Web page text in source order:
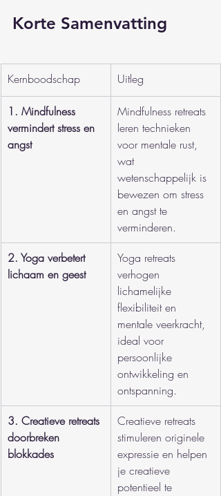
Korte Samenvatting
Kernboodschap Uitleg
1. Mindfulness
vermindert stress en
angst
Mindfulness retreats
leren technieken
voor mentale rust,
wat
wetenschappelijk is
bewezen om stress
en angst te
verminderen.
2. Yoga verbetert
lichaam en geest
Yoga retreats
verhogen
lichamelijke
flexibiliteit en
mentale veerkracht,
ideal voor
persoonlijke
ontwikkeling en
ontspanning.
3. Creatieve retreats
doorbreken
blokkades
Creatieve retreats
stimuleren originele
expressie en helpen
je creatieve
potentieel te